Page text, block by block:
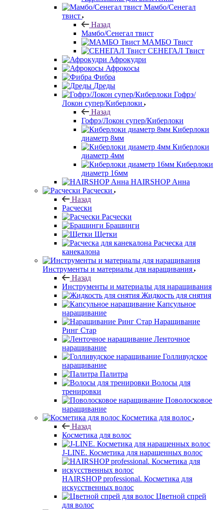
Мамбо/Сенегал
твист
Назад
Мамбо/Сенегал твист
МАМБО Твист
СЕНЕГАЛ Твист
Афрокудри
Афрокосы
Фибра
Дреды
Гофрэ/
Локон супер/Киберлоки
Назад
Гофрэ/Локон супер/Киберлоки
Киберлоки
диаметр 8мм
Киберлоки
диаметр 4мм
Киберлоки
диаметр 16мм
HAIRSHOP Анна
Расчески
Назад
Расчески
Расчески
Брашинги
Щетки
Расческа для
канекалона
Инструменты и материалы для наращивания
Назад
Инструменты и материалы для наращивания
Жидкость для снятия
Капсульное
наращивание
Наращивание
Ринг Стар
Ленточное
наращивание
Голливудское
наращивание
Палитра
Волосы для
тренировки
Поволосковое
наращивание
Косметика для волос
Назад
Косметика для волос
J-LINE. Косметика для наращенных волос
HAIRSHOP professional. Косметика для
искусственных волос
Цветной спрей
для волос